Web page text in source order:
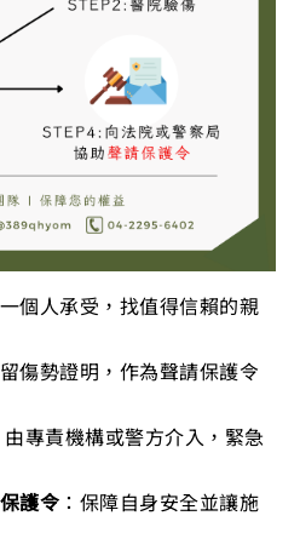
個人承受，找值得信賴的親
傷勢證明，作為聲請保護令
由專責機構或警方介入，緊急
護令 ：保障自身安全並讓施